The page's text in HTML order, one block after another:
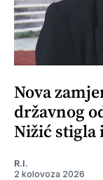
Nova
državnog
Nižić stigla
R.I.
2 kolovoza 2026